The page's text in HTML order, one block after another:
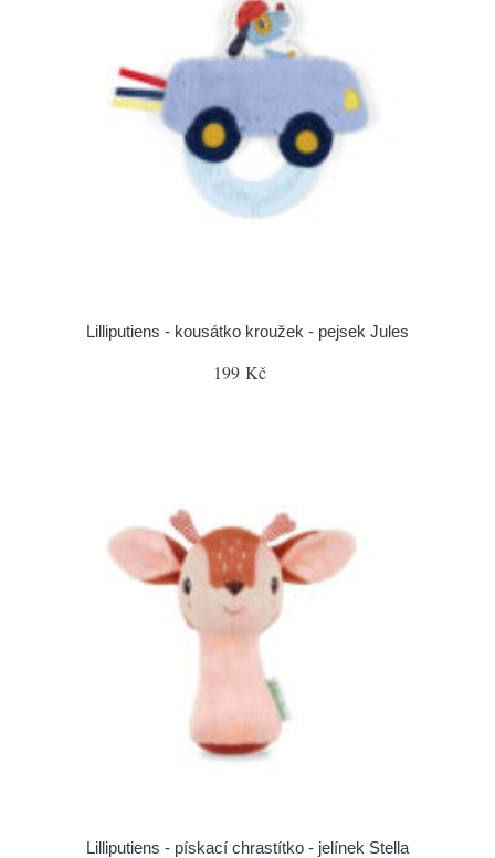
Lilliputiens - kousátko kroužek - pejsek Jules
199 Kč
Lilliputiens - pískací chrastítko - jelínek Stella